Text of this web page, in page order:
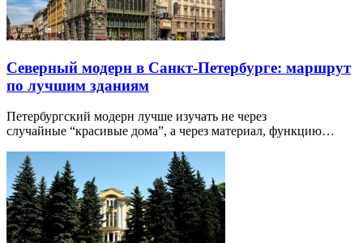
Северный модерн в Санкт-Петербурге: маршрут
по лучшим зданиям
Петербургский модерн лучше изучать не через
случайные “красивые дома”, а через материал, функцию…